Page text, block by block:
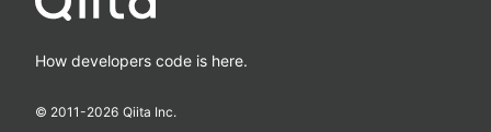
How developers code is here.
© 2011-2026 Qiita Inc.